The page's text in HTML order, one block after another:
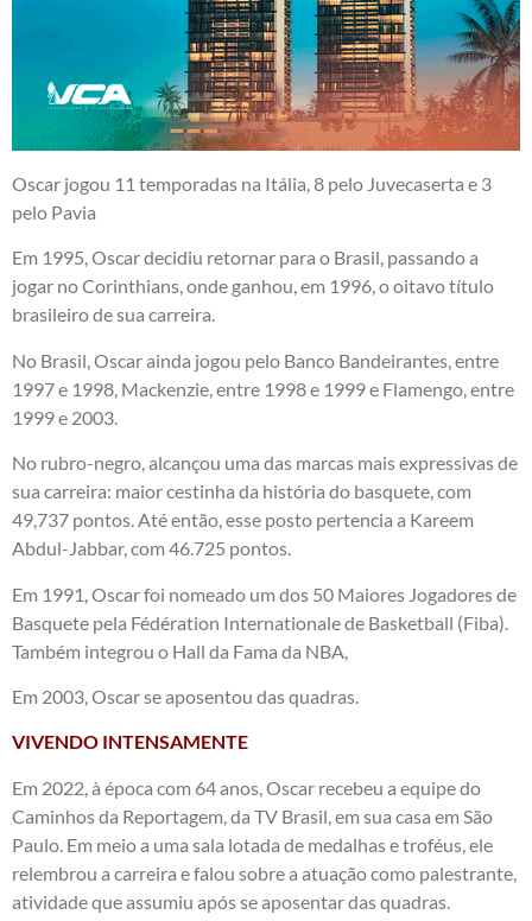
Oscar jogou 11 temporadas na Itália, 8 pelo Juvecaserta e 3
pelo Pavia
Em 1995, Oscar decidiu retornar para o Brasil, passando a
jogar no Corinthians, onde ganhou, em 1996, o oitavo título
brasileiro de sua carreira.
​​No Brasil, Oscar ainda jogou pelo Banco Bandeirantes, entre
1997 e 1998, Mackenzie, entre 1998 e 1999 e Flamengo, entre
1999 e 2003.
No rubro-negro, alcançou uma das marcas mais expressivas de
sua carreira: maior cestinha da história do basquete, com
49,737 pontos. Até então, esse posto pertencia a Kareem
Abdul-Jabbar, com 46.725 pontos.
Em 1991, Oscar foi nomeado um dos 50 Maiores Jogadores de
Basquete pela Fédération Internationale de Basketball (Fiba).
Também integrou o Hall da Fama da NBA,
Em 2003, Oscar se aposentou das quadras.
VIVENDO INTENSAMENTE
Em 2022, à época com 64 anos, Oscar recebeu a equipe do
Caminhos da Reportagem, da TV Brasil, em sua casa em São
Paulo. Em meio a uma sala lotada de medalhas e troféus, ele
relembrou a carreira e falou sobre a atuação como palestrante,
atividade que assumiu após se aposentar das quadras.